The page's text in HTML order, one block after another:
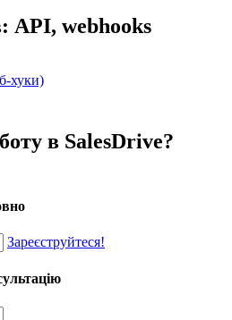
API, webhooks
в SalesDrive?
Зареєструйтеся!